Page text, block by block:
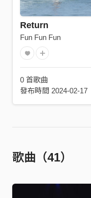
Return
Fun Fun Fun
0 首歌曲
發布時間 2024-02-17
歌曲（41）